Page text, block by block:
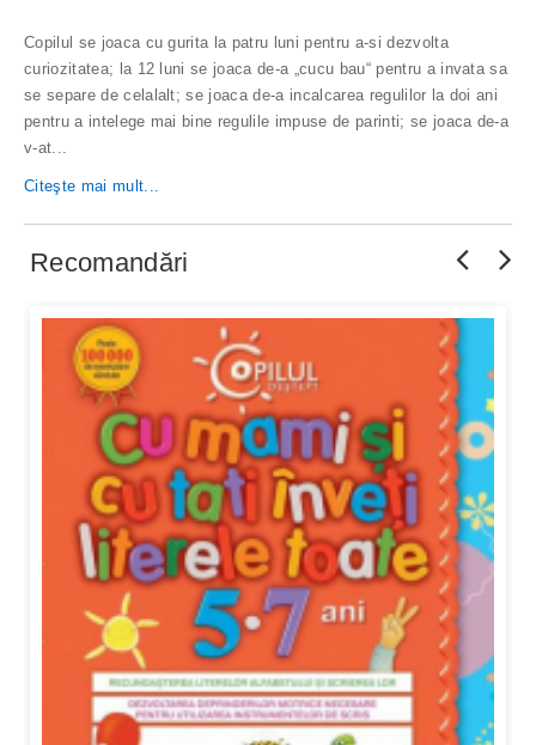
Copilul se joaca cu gurita la patru luni pentru a-si dezvolta
curiozitatea; la 12 luni se joaca de-a „cucu bau“ pentru a invata sa
se separe de celalalt; se joaca de-a incalcarea regulilor la doi ani
pentru a intelege mai bine regulile impuse de parinti; se joaca de-a
v-at
Citeşte mai mult...
Recomandări